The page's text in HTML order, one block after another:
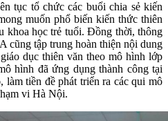
tục tổ chức các buổi chia sẻ kiến
muốn phổ biến kiến thức thiên
khoa học trẻ tuổi. Đồng thời, thông
cũng tập trung hoàn thiện nội dung
dục thiên văn theo mô hình lớp
hình đã ứng dụng thành công tại
tiền đề phát triển ra các qui mô
vi Hà Nội.